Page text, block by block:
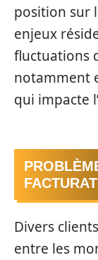
position sur
enjeux
fluctuations
notamment
qui impacte
Divers
entre les